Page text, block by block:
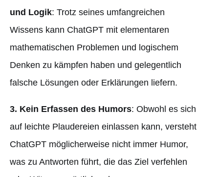
und Logik: Trotz seines umfangreichen
Wissens kann ChatGPT mit elementaren
mathematischen Problemen und logischem
Denken zu kämpfen haben und gelegentlich
falsche Lösungen oder Erklärungen liefern.
3. Kein Erfassen des Humors: Obwohl es sich
auf leichte Plaudereien einlassen kann, versteht
ChatGPT möglicherweise nicht immer Humor,
was zu Antworten führt, die das Ziel verfehlen